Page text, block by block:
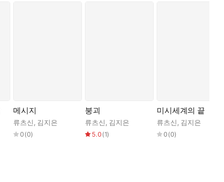
메시지
류츠신, 김지은
0(0)
붕괴
류츠신, 김지은
5.0(1)
미시세계의 끝
류츠신, 김지은
0(0)